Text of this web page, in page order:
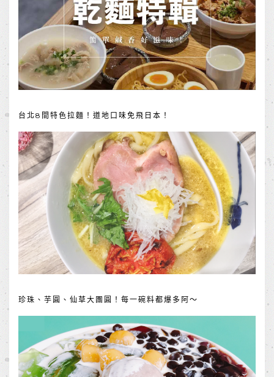
台北8間特色拉麵！道地口味免飛日本！
珍珠、芋圓、仙草大團圓！每一碗料都爆多阿～